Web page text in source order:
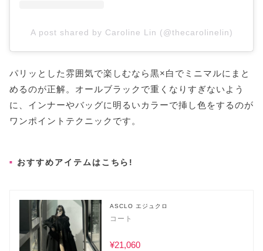
A post shared by Caroline Lin (@thecarolinelin)
パリッとした雰囲気で楽しむなら黒×白でミニマルにまと
めるのが正解。オールブラックで重くなりすぎないよう
に、インナーやバッグに明るいカラーで挿し色をするのが
ワンポイントテクニックです。
おすすめアイテムはこちら!
ASCLO エジュクロ
コート
¥21,060